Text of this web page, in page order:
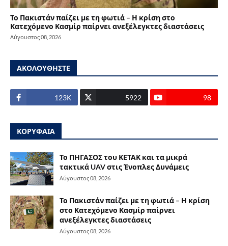
Το Πακιστάν παίζει με τη φωτιά – Η κρίση στο
Κατεχόμενο Κασμίρ παίρνει ανεξέλεγκτες διαστάσεις
Αύγουστος 08, 2026
ΑΚΟΛΟΥΘΗΣΤΕ
123Κ 5922 98
ΚΟΡΥΦΑΙΑ
Το ΠΗΓΑΣΟΣ του ΚΕΤΑΚ και τα μικρά
τακτικά UAV στις Ένοπλες Δυνάμεις
Αύγουστος 08, 2026
Το Πακιστάν παίζει με τη φωτιά – Η κρίση
στο Κατεχόμενο Κασμίρ παίρνει
ανεξέλεγκτες διαστάσεις
Αύγουστος 08, 2026